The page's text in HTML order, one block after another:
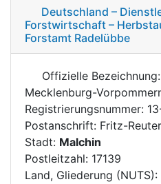
Deutschland –
Forstwirtschaft –
Forstamt Radelübbe
Offizielle
Mecklenburg-
Registrierungsnummer:
Postanschrift: Fritz-
Stadt: Malchin
Postleitzahl: 17139
Land, Gliederung